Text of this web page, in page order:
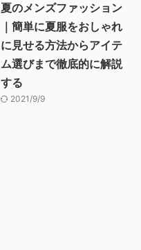
夏のメンズファッション
｜簡単に夏服をおしゃれ
に見せる方法からアイテ
ム選びまで徹底的に解説
する
2021/9/9